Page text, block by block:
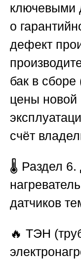
ключевыми
о
дефект
бак в сборе
цены
счёт
🌡️ Раздел 6.
датчиков
🔥 ТЭН